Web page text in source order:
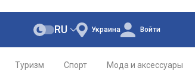
Украина
RU Войти
Туризм Спорт Мода и аксессуары